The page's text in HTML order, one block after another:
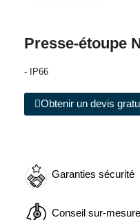
Presse-étoupe
- IP66
Obtenir un devis
Garanties sécurité
Conseil sur-mesure